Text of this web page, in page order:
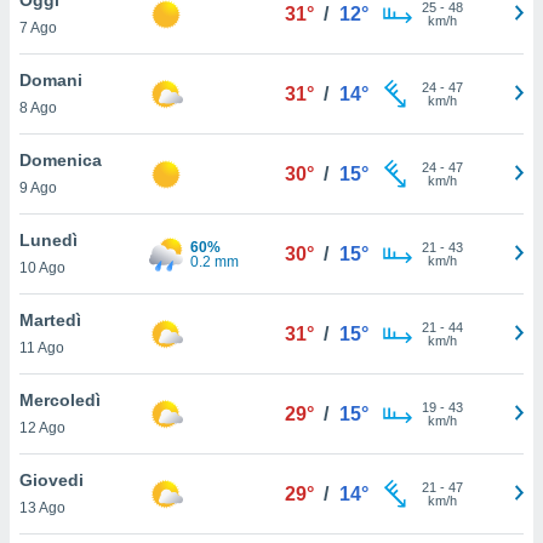
è
al sito
di
ci
di
il
un
la
nella
7 Ago
31° / 12° 25- 48
km/h
Domani
8 Ago
31° / 14° 24- 47
km/h
Domenica
9 Ago
30° / 15° 24- 47
km/h
Lunedì
10 Ago
60%
0.2 mm
30° / 15° 21 - 43
km/h
Martedì
11 Ago
31° / 15° 21 - 44
km/h
Mercoledì
12 Ago
29° / 15° 19- 43
km/h
Giovedi
13 Ago
29° / 14° 21 - 47
km/h